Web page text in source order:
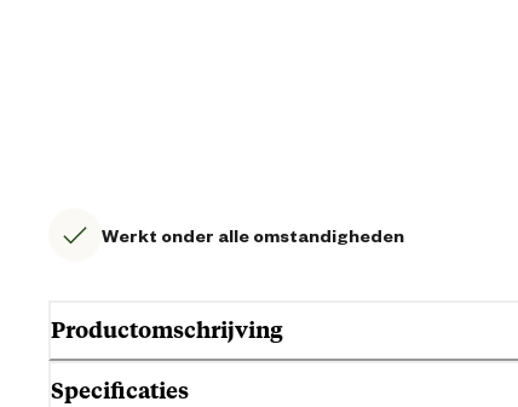
Werkt onder alle omstandigheden
Productomschrijving
Specificaties